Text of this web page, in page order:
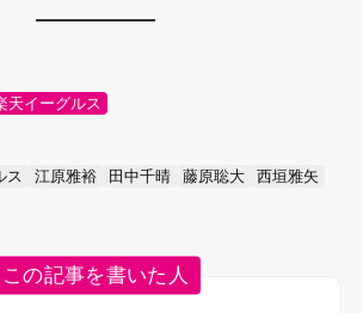
天イーグルス
ス 江原雅裕 田中千晴 藤原聡大
西垣雅矢
この記事を書いた人